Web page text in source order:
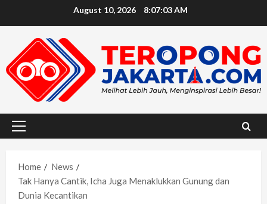
August 10, 2026 8:07:04 AM
Primary
Home
News
Tak Hanya Cantik, Icha Juga Menaklukkan Gunung dan
Dunia Kecantikan